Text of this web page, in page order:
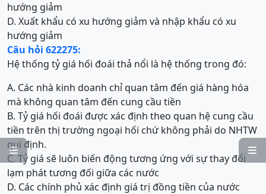


hướng giảm
D. Xuất khẩu có xu hướng giảm và nhập khẩu có xu
hướng giảm
Câu hỏi 622275:
Hệ thống tỷ giá hối đoái thả nổi là hệ thống trong đó:
A. Các nhà kinh doanh chỉ quan tâm đến giá hàng hóa
mà không quan tâm đến cung cầu tiền
B. Tỷ giá hối đoái được xác định theo quan hệ cung cầu
tiền trên thị trường ngoại hối chứ không phải do NHTW
qui định.
C. Tỷ giá sẽ luôn biến động tương ứng với sự thay đổi
lạm phát tương đối giữa các nước
D. Các chính phủ xác định giá trị đồng tiền của nước